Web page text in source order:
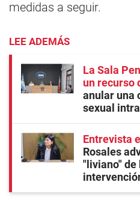
medidas a seguir.
LEE ADEMÁS
La Sala
un recurso
anular una
sexual
Entrevista
Rosales
"liviano" de